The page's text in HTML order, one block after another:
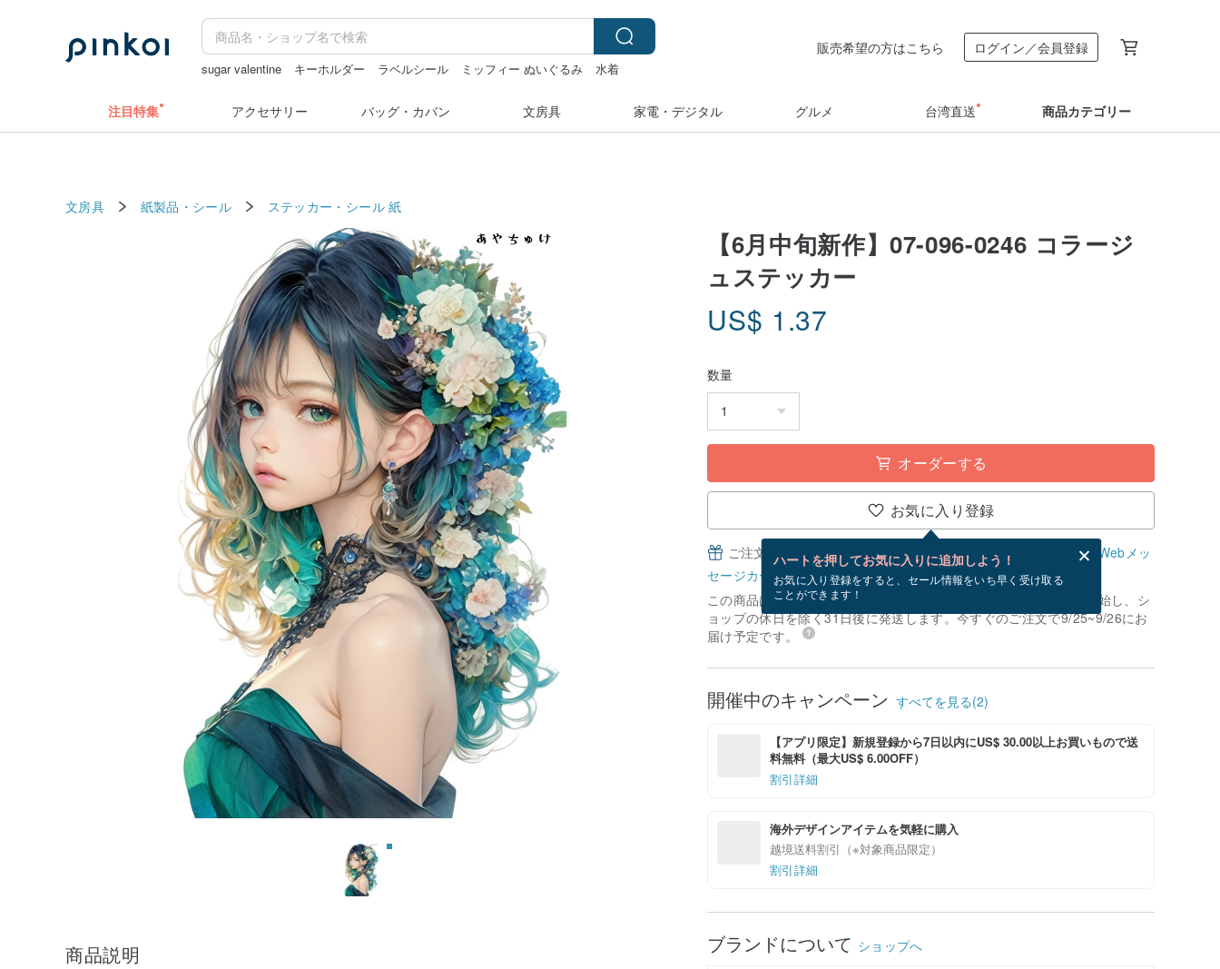
sugar valentine キーホルダー ラベルシール ミッフィー ぬいぐるみ
水着
販売希望の方はこちら ログイン／会員登録
注目特集 アクセサリー バッグ・カバン 文房具 家電・デジタル グルメ 台湾直送 商品カテゴリー
文房具 紙製品・シール ステッカー・シール 紙
【6月中旬新作】07-096-0246 コラージ
ュステッカー
US$ 1.37
数量
オーダーする
お気に入り登録
ハートを押してお気に入りに追加しよう！
お気に入り登録をすると、セール情報をいち早く受け取る
ことができます！
ご注文完了後、無料でWebメッセージカードを作成できます。
Webメッ
セージカードとは？
この商品は「受注制作」です。お支払いが確認でき次第、制作を開始し、シ
ョップの休日を除く31日後に発送します。今すぐのご注文で9/25~9/26にお
届け予定です。
開催中のキャンペーン すべてを見る(2)
【アプリ限定】新規登録から7日以内にUS$ 30.00以上お買いもので送
料無料（最大US$ 6.00OFF）
割引詳細
海外デザインアイテムを気軽に購入
越境送料割引（※対象商品限定）
割引詳細
ブランドについて ショップへ
商品説明